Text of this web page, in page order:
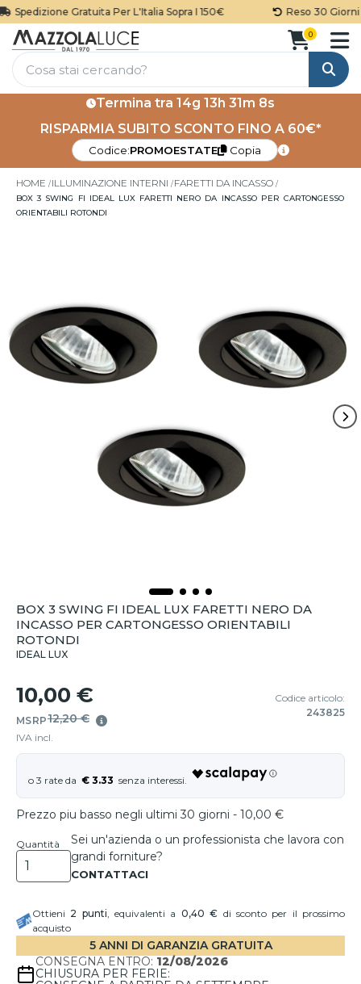
Spedizione Gratuita Per L'Italia Sopra I 150€ Reso 30 Giorni
Cerca
0
Termina tra14g 13h 31m 7s
RISPARMIA SUBITO SCONTO FINO A 60€*
Codice:PROMOESTATE Copia
HOME ILLUMINAZIONE INTERNI FARETTI DA INCASSO
BOX 3 SWING FI IDEAL LUX FARETTI NERO DA INCASSO PER CARTONGESSO
ORIENTABILI ROTONDI
BOX 3 SWING FI IDEAL LUX FARETTI NERO DA
INCASSO PER CARTONGESSO ORIENTABILI
ROTONDI
IDEAL LUX
10,00 €
MSRP12,20 €
IVA incl.
Codice articolo:
243825
€ 3.33
Prezzo piu basso negli ultimi 30 giorni - 10,00 €
Quantità
Sei un'azienda o un professionista che lavora con
grandi forniture?
Ottieni 2 punti, equivalenti a 0,40 € di sconto per il prossimo
acquisto
5 ANNI DI GARANZIA GRATUITA
CONSEGNA ENTRO: 12/08/2026
CHIUSURA PER FERIE: